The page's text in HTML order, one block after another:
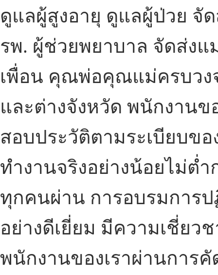
ดูแลผู้สูงอายุ ดูแลผู้ป่วย จั
รพ. ผู้ช่วยพยาบาล จัดส่งแ
เพื่อน คุณพ่อคุณแม่ครบวง
และต่างจังหวัด พนักงานข
สอบประวัติตามระเบียบข
ทำงานจริงอย่างน้อยไม่ต่
ทุกคนผ่าน การอบรมการ
อย่างดีเยี่ยม มีความเชี่ย
พนักงานของเราผ่านการ